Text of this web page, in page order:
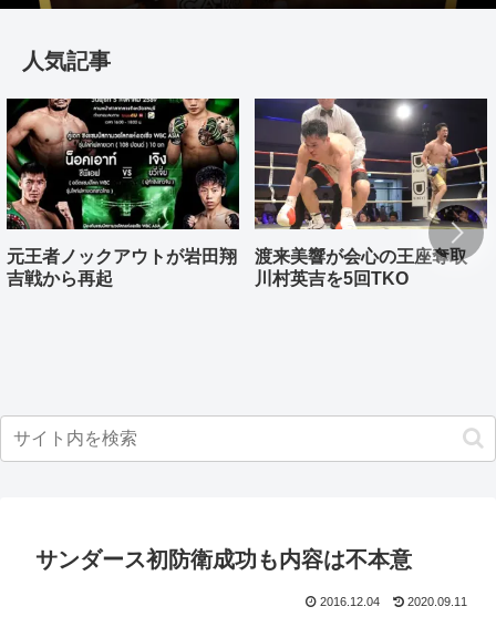
人気記事
元王者ノックアウトが岩田翔
吉戦から再起
渡来美響が会心の王座奪取
川村英吉を5回TKO
サンダース初防衛成功も内容は不本意
2016.12.04 2020.09.11